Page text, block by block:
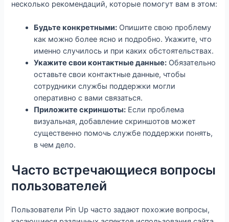
несколько рекомендаций, которые помогут вам в этом:
Будьте конкретными: Опишите свою проблему
как можно более ясно и подробно. Укажите, что
именно случилось и при каких обстоятельствах.
Укажите свои контактные данные: Обязательно
оставьте свои контактные данные, чтобы
сотрудники службы поддержки могли
оперативно с вами связаться.
Приложите скриншоты: Если проблема
визуальная, добавление скриншотов может
существенно помочь службе поддержки понять,
в чем дело.
Часто встречающиеся вопросы
пользователей
Пользователи Pin Up часто задают похожие вопросы,